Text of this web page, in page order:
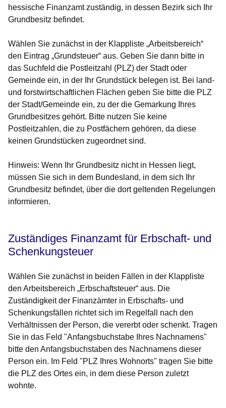
hessische Finanzamt zuständig, in dessen Bezirk sich Ihr
Grundbesitz befindet.
Wählen Sie zunächst in der Klappliste „Arbeitsbereich“
den Eintrag „Grundsteuer“ aus. Geben Sie dann bitte in
das Suchfeld die Postleitzahl (PLZ) der Stadt oder
Gemeinde ein, in der Ihr Grundstück belegen ist. Bei land-
und forstwirtschaftlichen Flächen geben Sie bitte die PLZ
der Stadt/Gemeinde ein, zu der die Gemarkung Ihres
Grundbesitzes gehört. Bitte nutzen Sie keine
Postleitzahlen, die zu Postfächern gehören, da diese
keinen Grundstücken zugeordnet sind.
Hinweis: Wenn Ihr Grundbesitz nicht in Hessen liegt,
müssen Sie sich in dem Bundesland, in dem sich Ihr
Grundbesitz befindet, über die dort geltenden Regelungen
informieren.
Zuständiges Finanzamt für Erbschaft- und
Schenkungsteuer
Wählen Sie zunächst in beiden Fällen in der Klappliste
den Arbeitsbereich „Erbschaftsteuer“ aus. Die
Zuständigkeit der Finanzämter in Erbschafts- und
Schenkungsfällen richtet sich im Regelfall nach den
Verhältnissen der Person, die vererbt oder schenkt. Tragen
Sie in das Feld "Anfangsbuchstabe Ihres Nachnamens"
bitte den Anfangsbuchstaben des Nachnamens dieser
Person ein. Im Feld "PLZ Ihres Wohnorts" tragen Sie bitte
die PLZ des Ortes ein, in dem diese Person zuletzt
wohnte.